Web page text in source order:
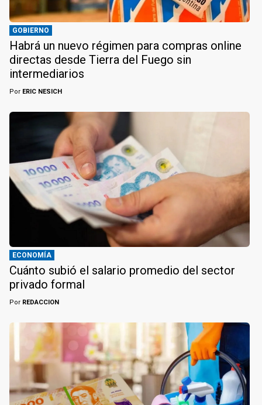
GOBIERNO
Habrá un nuevo régimen para compras online
directas desde Tierra del Fuego sin
intermediarios
Por ERIC NESICH
ECONOMÍA
Cuánto subió el salario promedio del sector
privado formal
Por REDACCION